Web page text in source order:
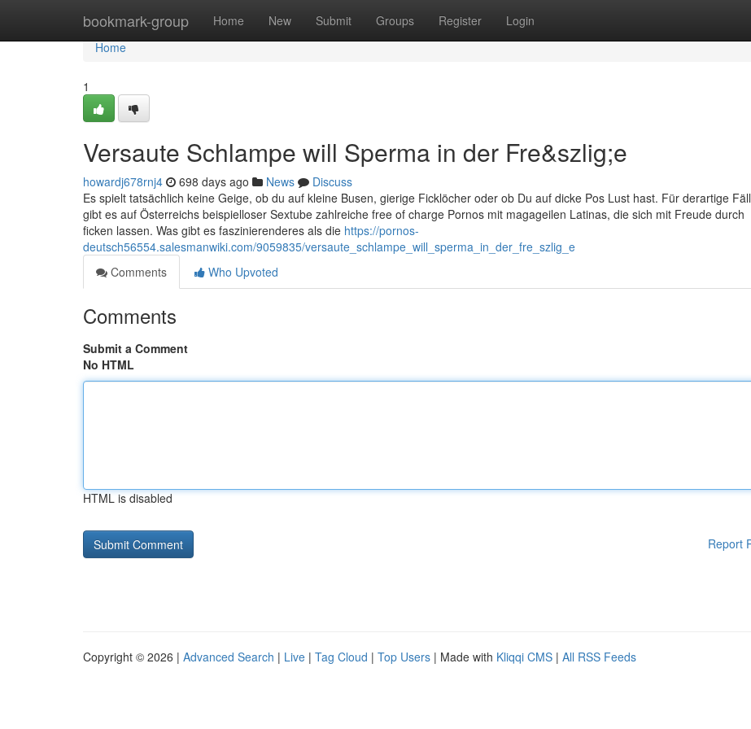
bookmark-group Home New Submit Groups Register Login
Home
Home
1
Versaute Schlampe will Sperma in der Fre&szlig;e
howardj678rnj4 698 days ago News
Discuss
Es spielt tatsächlich keine Geige, ob du auf kleine Busen, gierige Ficklöcher oder ob Du auf dicke Pos Lust hast. Für derartige
gibt es auf Österreichs beispielloser Sextube zahlreiche free of charge Pornos mit magageilen Latinas, die sich mit Freude durch
ficken lassen. Was gibt es faszinierenderes als die https://pornos-
deutsch56554.salesmanwiki.com/9059835/versaute_schlampe_will_sperma_in_der_fre_szlig_e
Comments
Who Upvoted
Comments
Submit a Comment
No HTML
HTML is disabled
Report
Copyright © 2026 | Advanced Search | Live | Tag Cloud | Top Users | Made with Kliqqi CMS | All RSS Feeds